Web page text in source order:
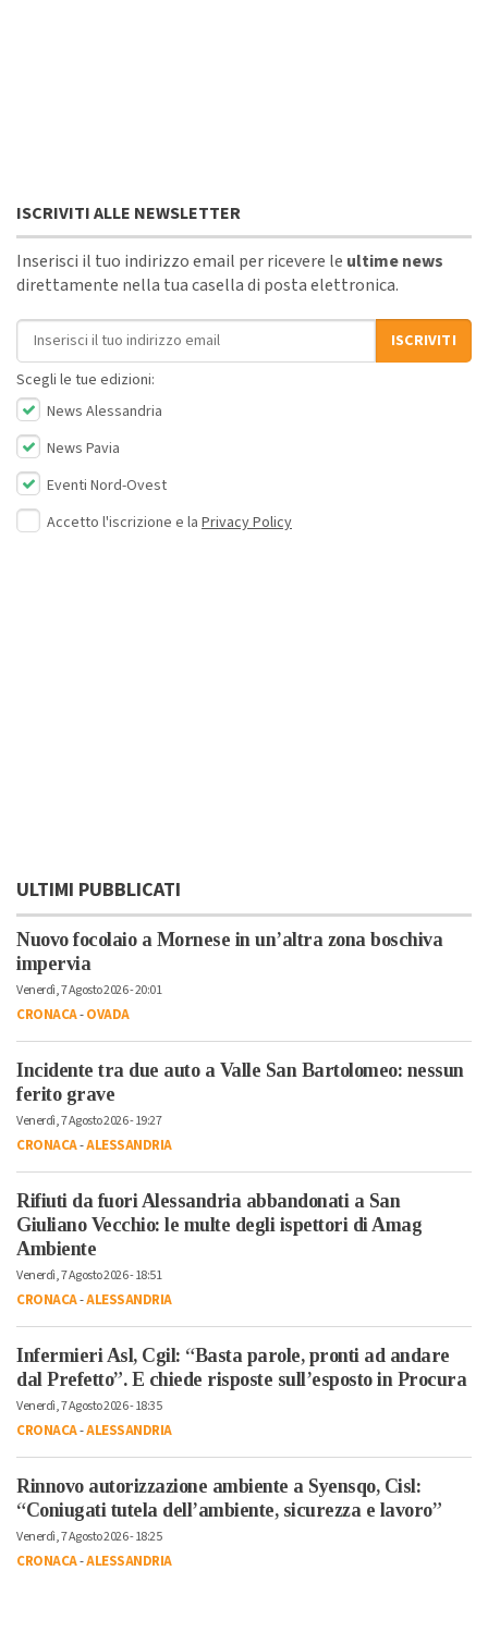
ISCRIVITI ALLE NEWSLETTER
Inserisci il tuo indirizzo email per ricevere le ultime news
direttamente nella tua casella di posta elettronica.
Indirizzo email
ISCRIVITI
Scegli le tue edizioni:
News Alessandria
News Pavia
Eventi Nord-Ovest
Accetto l'iscrizione e la Privacy Policy
ULTIMI PUBBLICATI
Nuovo focolaio a Mornese in un’altra zona boschiva
impervia
Venerdì, 7 Agosto 2026 - 20:01
CRONACA-OVADA
Incidente tra due auto a Valle San Bartolomeo: nessun
ferito grave
Venerdì, 7 Agosto 2026 - 19:27
CRONACA-ALESSANDRIA
Rifiuti da fuori Alessandria abbandonati a San
Giuliano Vecchio: le multe degli ispettori di Amag
Ambiente
Venerdì, 7 Agosto 2026 - 18:51
CRONACA-ALESSANDRIA
Infermieri Asl, Cgil: “Basta parole, pronti ad andare
dal Prefetto”. E chiede risposte sull’esposto in Procura
Venerdì, 7 Agosto 2026 - 18:35
CRONACA-ALESSANDRIA
Rinnovo autorizzazione ambiente a Syensqo, Cisl:
“Coniugati tutela dell’ambiente, sicurezza e lavoro”
Venerdì, 7 Agosto 2026 - 18:25
CRONACA-ALESSANDRIA